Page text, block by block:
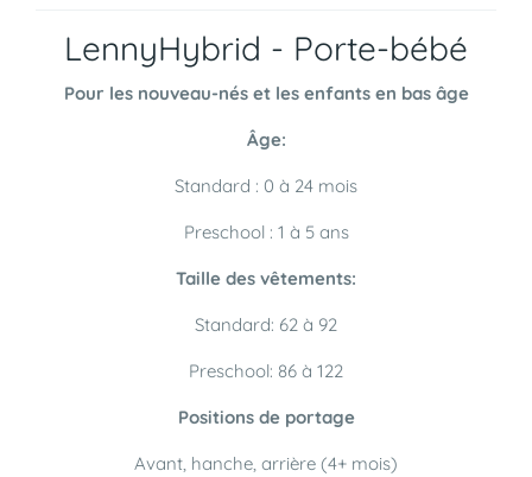
LennyHybrid - Porte-bébé
Pour les nouveau-nés et les enfants en bas âge
Âge:
Standard : 0 à 24 mois
Preschool : 1 à 5 ans
Taille des vêtements:
Standard: 62 à 92
Preschool: 86 à 122
Positions de portage
Avant, hanche, arrière (4+ mois)